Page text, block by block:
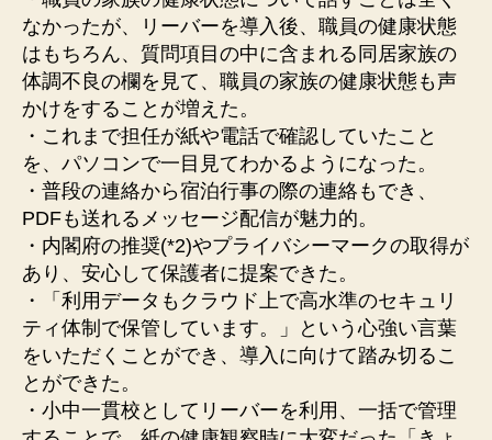
なかったが、リーバーを導入後、職員の健康状態
はもちろん、質問項目の中に含まれる同居家族の
体調不良の欄を見て、職員の家族の健康状態も声
かけをすることが増えた。
・これまで担任が紙や電話で確認していたこと
を、パソコンで一目見てわかるようになった。
・普段の連絡から宿泊行事の際の連絡もでき、
PDFも送れるメッセージ配信が魅力的。
・内閣府の推奨(*2)やプライバシーマークの取得が
あり、安心して保護者に提案できた。
・「利用データもクラウド上で高水準のセキュリ
ティ体制で保管しています。」という心強い言葉
をいただくことができ、導入に向けて踏み切るこ
とができた。
・小中一貫校としてリーバーを利用、一括で管理